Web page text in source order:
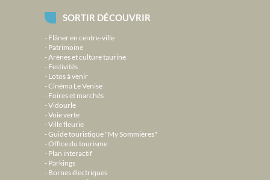
SORTIR DÉCOUVRIR
Flâner en centre-ville
Patrimoine
Arènes et culture taurine
Festivités
Lotos à venir
Cinéma Le Venise
Foires et marchés
Vidourle
Voie verte
Ville fleurie
Guide touristique "My Sommières"
Office du tourisme
Plan interactif
Parkings
Bornes électriques